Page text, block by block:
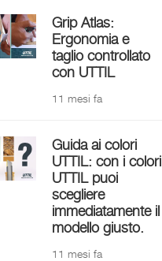
Grip Atlas:
Ergonomia e
taglio controllato
con UTTIL
11 mesi fa
Guida ai colori
UTTIL: con i colori
UTTIL puoi
scegliere
immediatamente il
modello giusto.
11 mesi fa